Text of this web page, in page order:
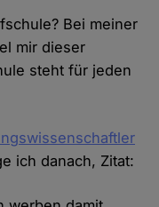
Bei meiner
mir dieser
steht für jeden
ich danach, Zitat: